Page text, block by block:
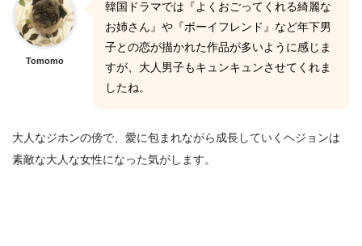
Tomomo
韓国ドラマでは『よくおごってくれる綺麗な
お姉さん』や『ボーイフレンド』など年下男
子との恋が描かれた作品が多いように感じま
すが、大人男子もキュンキュンさせてくれま
したね。
大人なジホンの傍で、愛に包まれながら成長していくヘジョンは
素敵な大人な女性になった気がします。